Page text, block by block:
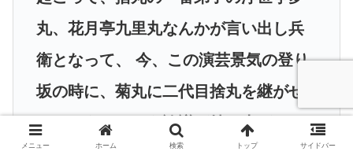
丸、花月亭九里丸なんかが言い出し兵
衛となって、 今、この演芸景気の登り
坂の時に、菊丸に二代目捨丸を継がせ
てはどうかという論議が持ち上がっ
メニュー ホーム 検索 トップ サイドバー